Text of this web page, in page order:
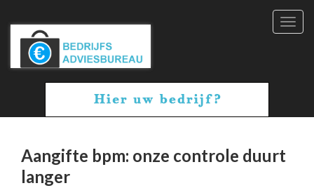
Aangifte bpm: onze controle duurt
langer